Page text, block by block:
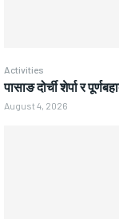
Activities
पासाङ दोर्ची शेर्पा र
August 4, 2026